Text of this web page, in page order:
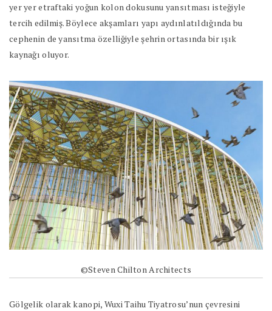
yer yer etraftaki yoğun kolon dokusunu yansıtması isteğiyle
tercih edilmiş. Böylece akşamları yapı aydınlatıldığında bu
cephenin de yansıtma özelliğiyle şehrin ortasında bir ışık
kaynağı oluyor.
©Steven Chilton Architects
Gölgelik olarak kanopi, Wuxi Taihu Tiyatrosu’nun çevresini